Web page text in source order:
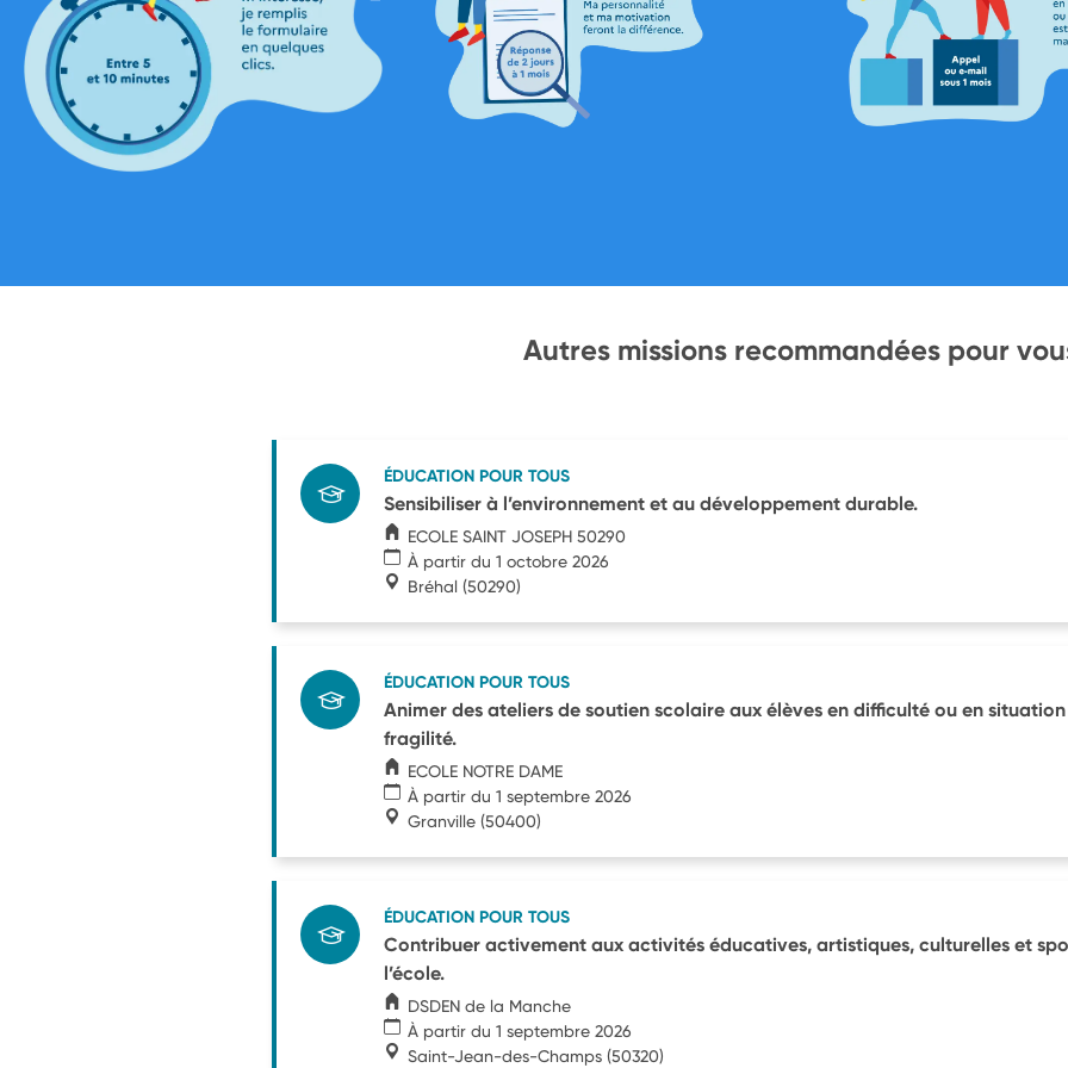
Autres missions recommandées pour
ÉDUCATION POUR TOUS
Sensibiliser à l’environnement et au développement durable.
ECOLE SAINT JOSEPH 50290
À partir du 1 octobre 2026
Bréhal (50290)
ÉDUCATION POUR TOUS
Animer des ateliers de soutien scolaire aux élèves en difficulté ou en
fragilité.
ECOLE NOTRE DAME
À partir du 1 septembre 2026
Granville (50400)
ÉDUCATION POUR TOUS
Contribuer activement aux activités éducatives, artistiques, culturelles et
l’école.
DSDEN de la Manche
À partir du 1 septembre 2026
Saint-Jean-des-Champs (50320)